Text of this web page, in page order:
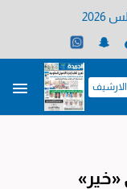
الارشيف
«خير»